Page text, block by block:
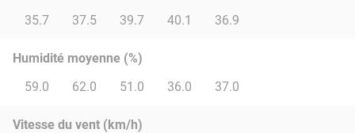
35.7
37.5 39.7 40.1 36.9
Humidité moyenne (%)
59.0
62.0 51.0 36.0 37.0
Vitesse du vent (km/h)